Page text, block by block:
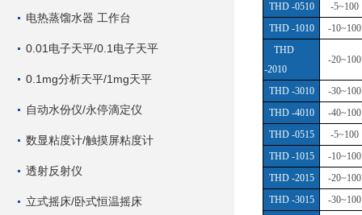
电热蒸馏水器 工作台
0.01电子天平/0.1电子天平
0.1mg分析天平/1mg天平
自动水份仪/永停滴定仪
数显粘度计/触摸屏粘度计
透射反射仪
立式摇床/卧式恒温摇床
THD -0510
-5~100
THD -1010
-10~100
THD
-2010
-20~100
THD -3010
-30~100
THD -4010
-40~100
THD -0515
-5~100
THD -1015
-10~100
THD -2015
-20~100
THD -3015
-30~100